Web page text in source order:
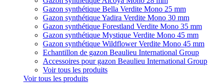
Gazon synthétique Bella Verdite Mono 25 mm
Gazon synthétique Yadira Verdite Mono 30 mm
Gazon synthétique Forestland Verdite Mono 35 mm
Gazon synthétique Mystique Verdite Mono 45 mm
Gazon synthétique Wildflower Verdite Mono 45 mm
Echantillon de gazon Beaulieu International Group
Accessoires pour gazon Beaulieu International Group
Voir tous les produits
Voir tous les produits